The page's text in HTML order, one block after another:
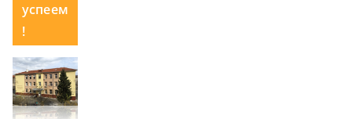
успеем
!